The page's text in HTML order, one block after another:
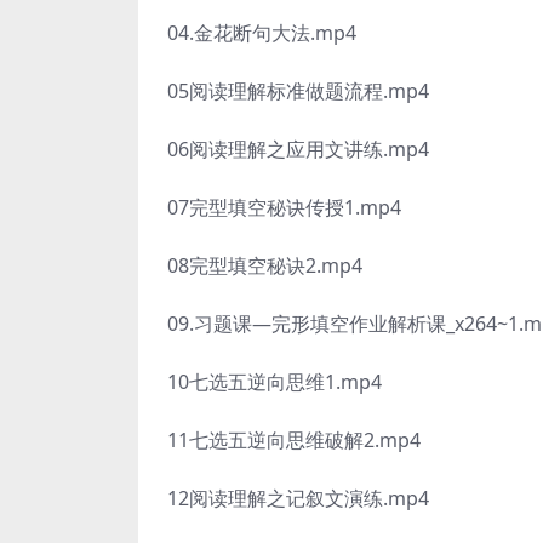
04.金花断句大法.mp4
05阅读理解标准做题流程.mp4
06阅读理解之应用文讲练.mp4
07完型填空秘诀传授1.mp4
08完型填空秘诀2.mp4
09.习题课—完形填空作业解析课
10七选五逆向思维1.mp4
11七选五逆向思维破解2.mp4
12阅读理解之记叙文演练.mp4